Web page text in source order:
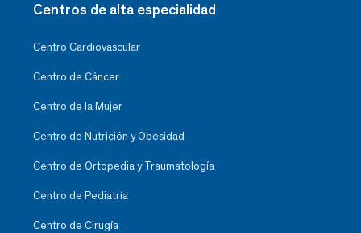
Centros de alta especialidad
Centro Cardiovascular
Centro de Cáncer
Centro de la Mujer
Centro de Nutrición y Obesidad
Centro de Ortopedia y Traumatología
Centro de Pediatría
Centro de Cirugía